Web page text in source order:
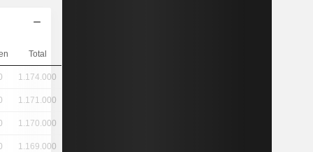
Total
1.174.000
1.171.000
1.170.000
1.169.000